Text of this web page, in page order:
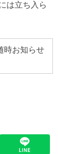
は立ち入ら
時お知らせ